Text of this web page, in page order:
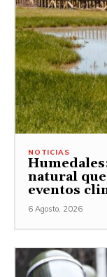
NOTICIAS
natural
eventos
6 Agosto, 2026